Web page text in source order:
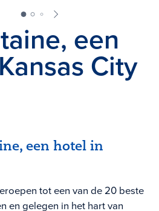
een
City
een hotel in
tot een van de 20 beste
en gelegen in het hart van